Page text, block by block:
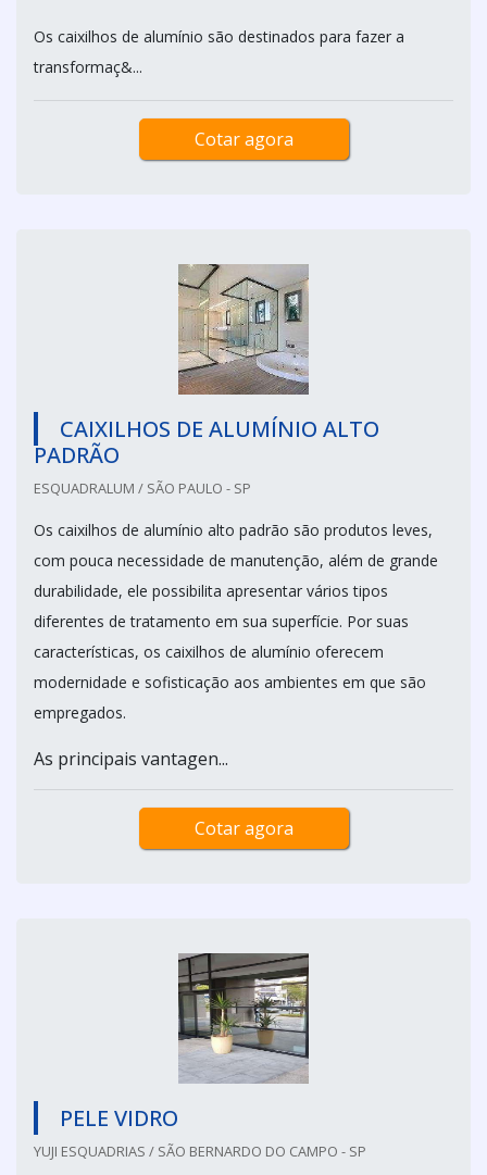
Os caixilhos de alumínio são destinados para fazer a
transformaç&...
Cotar agora
CAIXILHOS DE ALUMÍNIO ALTO
PADRÃO
ESQUADRALUM / SÃO PAULO - SP
Os caixilhos de alumínio alto padrão são produtos leves,
com pouca necessidade de manutenção, além de grande
durabilidade, ele possibilita apresentar vários tipos
diferentes de tratamento em sua superfície. Por suas
características, os caixilhos de alumínio oferecem
modernidade e sofisticação aos ambientes em que são
empregados.
As principais vantagen...
Cotar agora
PELE VIDRO
YUJI ESQUADRIAS / SÃO BERNARDO DO CAMPO - SP